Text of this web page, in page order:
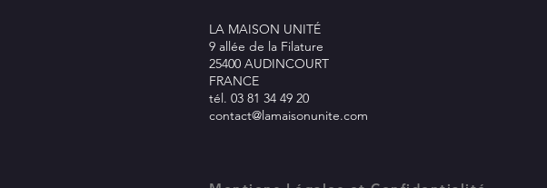
LA MAISON UNITÉ
9 allée de la Filature
25400 AUDINCOURT
FRANCE
tél. 03 81 34 49 20
contact@lamaisonunite.com